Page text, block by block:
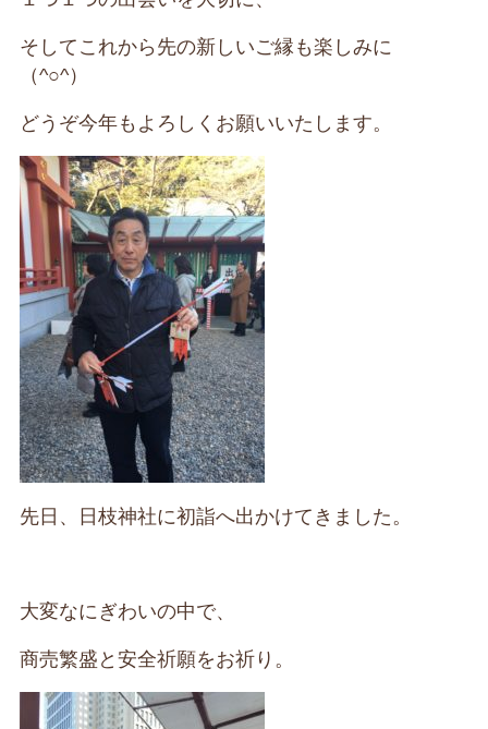
そしてこれから先の新しいご縁も楽しみに
（^○^）
どうぞ今年もよろしくお願いいたします。
先日、日枝神社に初詣へ出かけてきました。
大変なにぎわいの中で、
商売繁盛と安全祈願をお祈り。